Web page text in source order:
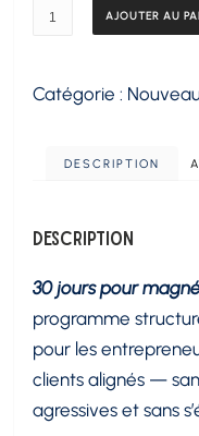
quantité
:
jours
magnétiser
clients
AJOUTER AU
Catégorie :
DESCRIPTION
Description
30 jours pour
programme
pour les
clients alignés —
agressives et sans